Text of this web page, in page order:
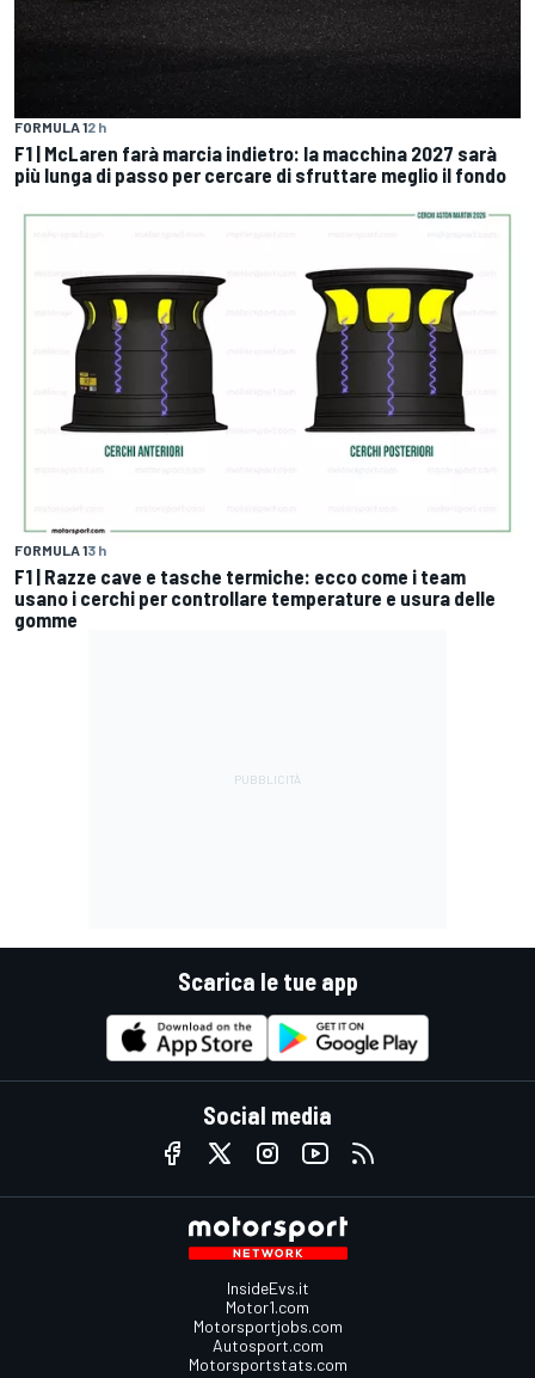
FORMULA 12 h
F1 | McLaren farà marcia indietro: la macchina 2027 sarà
più lunga di passo per cercare di sfruttare meglio il fondo
FORMULA 13 h
F1 | Razze cave e tasche termiche: ecco come i team
usano i cerchi per controllare temperature e usura delle
gomme
Scarica le tue app
Social media
InsideEvs.it
Motor1.com
Motorsportjobs.com
Autosport.com
Motorsportstats.com